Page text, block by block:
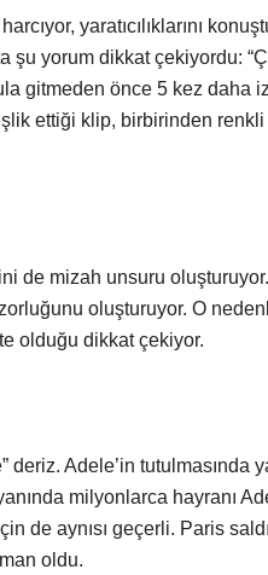
yaratıcılıklarını
yorum dikkat çekiyordu:
gitmeden önce 5 kez daha
ettiği klip, birbirinden
de mizah unsuru
oluşturuyor. O
olduğu dikkat çekiyor.
deriz. Adele’in tutulmasında
milyonlarca hayranı
aynısı geçerli. Paris
oldu.